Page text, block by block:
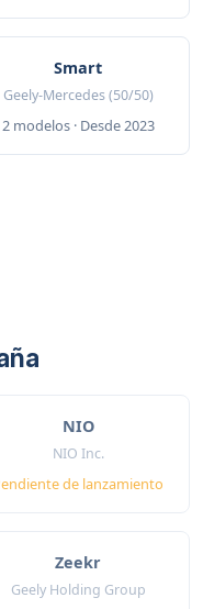
Smart
Geely-Mercedes (50/50)
2 modelos · Desde 2023
NIO
NIO Inc.
de lanzamiento
Zeekr
Geely Holding Group